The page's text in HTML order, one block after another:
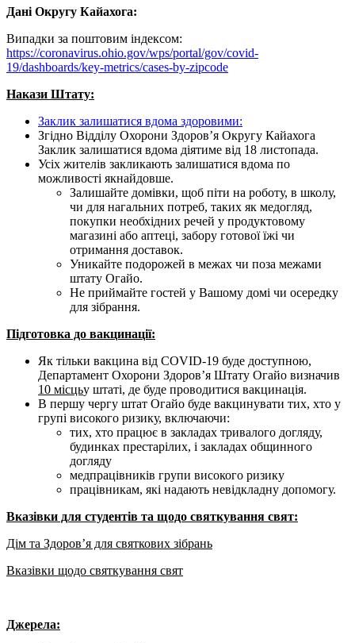
Дані Округу Кайахога:
Випадки за поштовим індексом:
https://coronavirus.ohio.gov/wps/portal/gov/covid-
19/dashboards/key-metrics/cases-by-zipcode
Накази Штату:
Заклик залишатися вдома здоровими:
Згідно Відділу Охорони Здоров’я Округу Кайахога
Заклик залишатися вдома діятиме від 18 листопада.
Усіх жителів закликають залишатися вдома по
можливості якнайдовше.
Залишайте домівки, щоб піти на роботу, в школу,
чи для нагальних потреб, таких як медогляд,
покупки необхідних речей у продуктовому
магазині або аптеці, забору готової їжі чи
отримання доставок.
Уникайте подорожей в межах чи поза межами
штату Огайо.
Не приймайте гостей у Вашому домі чи осередку
для зібрання.
Підготовка до вакцинації:
Як тільки вакцина від COVID-19 буде доступною,
Департамент Охорони Здоров’я Штату Огайо визначив
10 місцьу штаті, де буде проводитися вакцинація.
В першу чергу штат Огайо буде вакцинувати тих, хто у
групі високого ризику, включаючи:
тих, хто працює в закладах тривалого догляду,
будинках престарілих, і закладах общинного
догляду
медпрацівників групи високого ризику
працівникам, які надають невідкладну допомогу.
Вказівки для студентів та щодо святкування свят:
Дім та Здоров’я для святкових зібрань
Вказівки щодо святкування свят
Джерела: